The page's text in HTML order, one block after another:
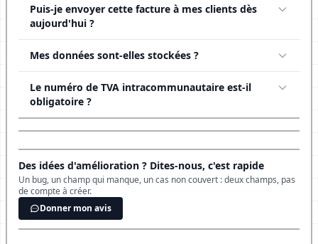
Puis-je envoyer cette facture à mes clients dès
aujourd'hui ?
Mes données sont-elles stockées ?
Le numéro de TVA intracommunautaire est-il
obligatoire ?
Des idées d'amélioration ? Dites-nous, c'est rapide
Un bug, un champ qui manque, un cas non couvert : deux champs, pas
de compte à créer.
Donner mon avis